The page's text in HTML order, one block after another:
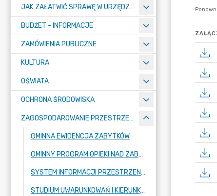
JAK ZAŁATWIĆ SPRAWĘ W URZĘDZIE
BUDŻET - INFORMACJE
ZAMÓWIENIA PUBLICZNE
KULTURA
OŚWIATA
OCHRONA ŚRODOWISKA
ZAGOSPODAROWANIE PRZESTRZENNE
GMINNA EWIDENCJA ZABYTKÓW
GMINNY PROGRAM OPIEKI NAD ZABYTKAMI
SYSTEM INFORMACJI PRZESTRZENNEJ
STUDIUM UWARUNKOWAŃ I KIERUNKÓW ZAGOSPODAROWANIA PRZESTRZENNEGO MIASTA ŁĘCZYCY